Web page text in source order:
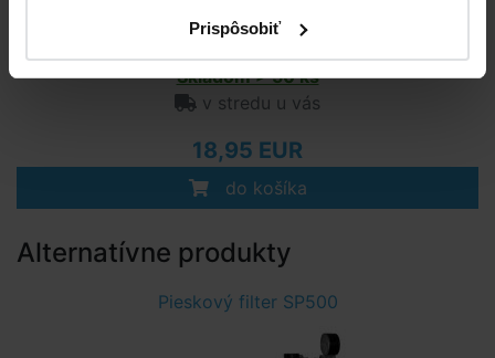
Prispôsobiť
Skladom > 50 ks
v stredu u vás
18,95 EUR
do košíka
Alternatívne produkty
Pieskový filter SP500